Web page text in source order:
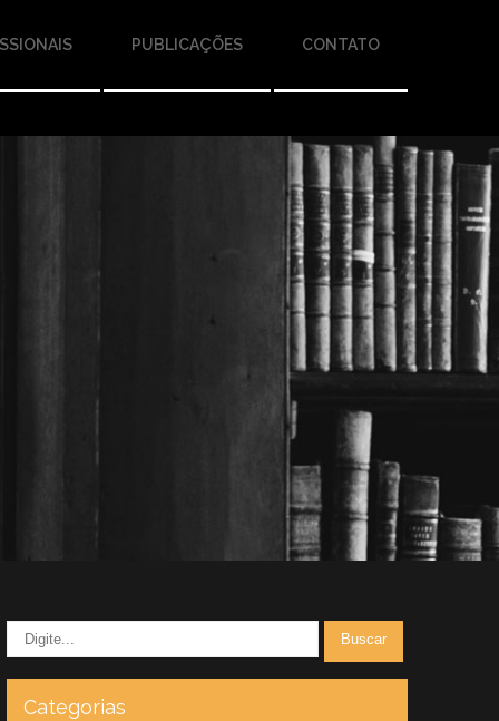
PUBLICAÇÕES CONTATO
Categorias